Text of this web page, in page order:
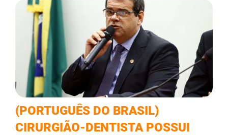
(PORTUGUÊS DO BRASIL)
CIRURGIÃO-DENTISTA POSSUI